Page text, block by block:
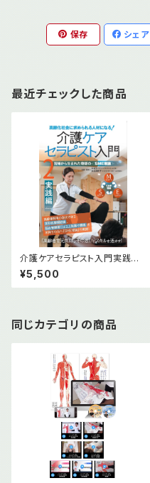
保存 シェア
最近チェックした商品
介護ケアセラピスト入門実践編
DVD
¥5,500
同じカテゴリの商品